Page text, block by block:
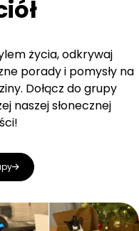
życia, odkrywaj
porady i pomysły na
Dołącz do grupy
naszej słonecznej